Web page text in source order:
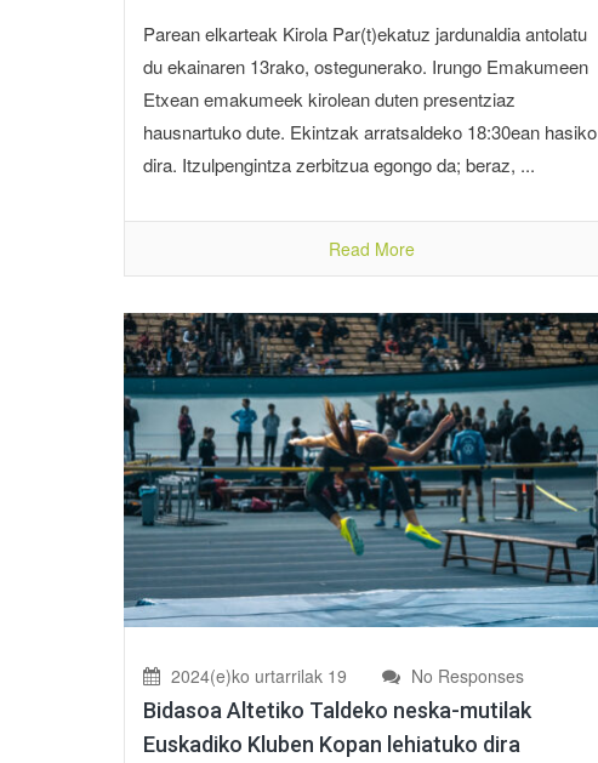
Parean elkarteak Kirola Par(t)ekatuz jardunaldia antolatu
du ekainaren 13rako, ostegunerako. Irungo Emakumeen
Etxean emakumeek kirolean duten presentziaz
hausnartuko dute. Ekintzak arratsaldeko 18:30ean hasiko
dira. Itzulpengintza zerbitzua egongo da; beraz, ...
Read More
2024(e)ko urtarrilak 19 No Responses
Bidasoa Altetiko Taldeko neska-mutilak
Euskadiko Kluben Kopan lehiatuko dira